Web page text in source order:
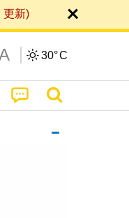
更新)
30°C